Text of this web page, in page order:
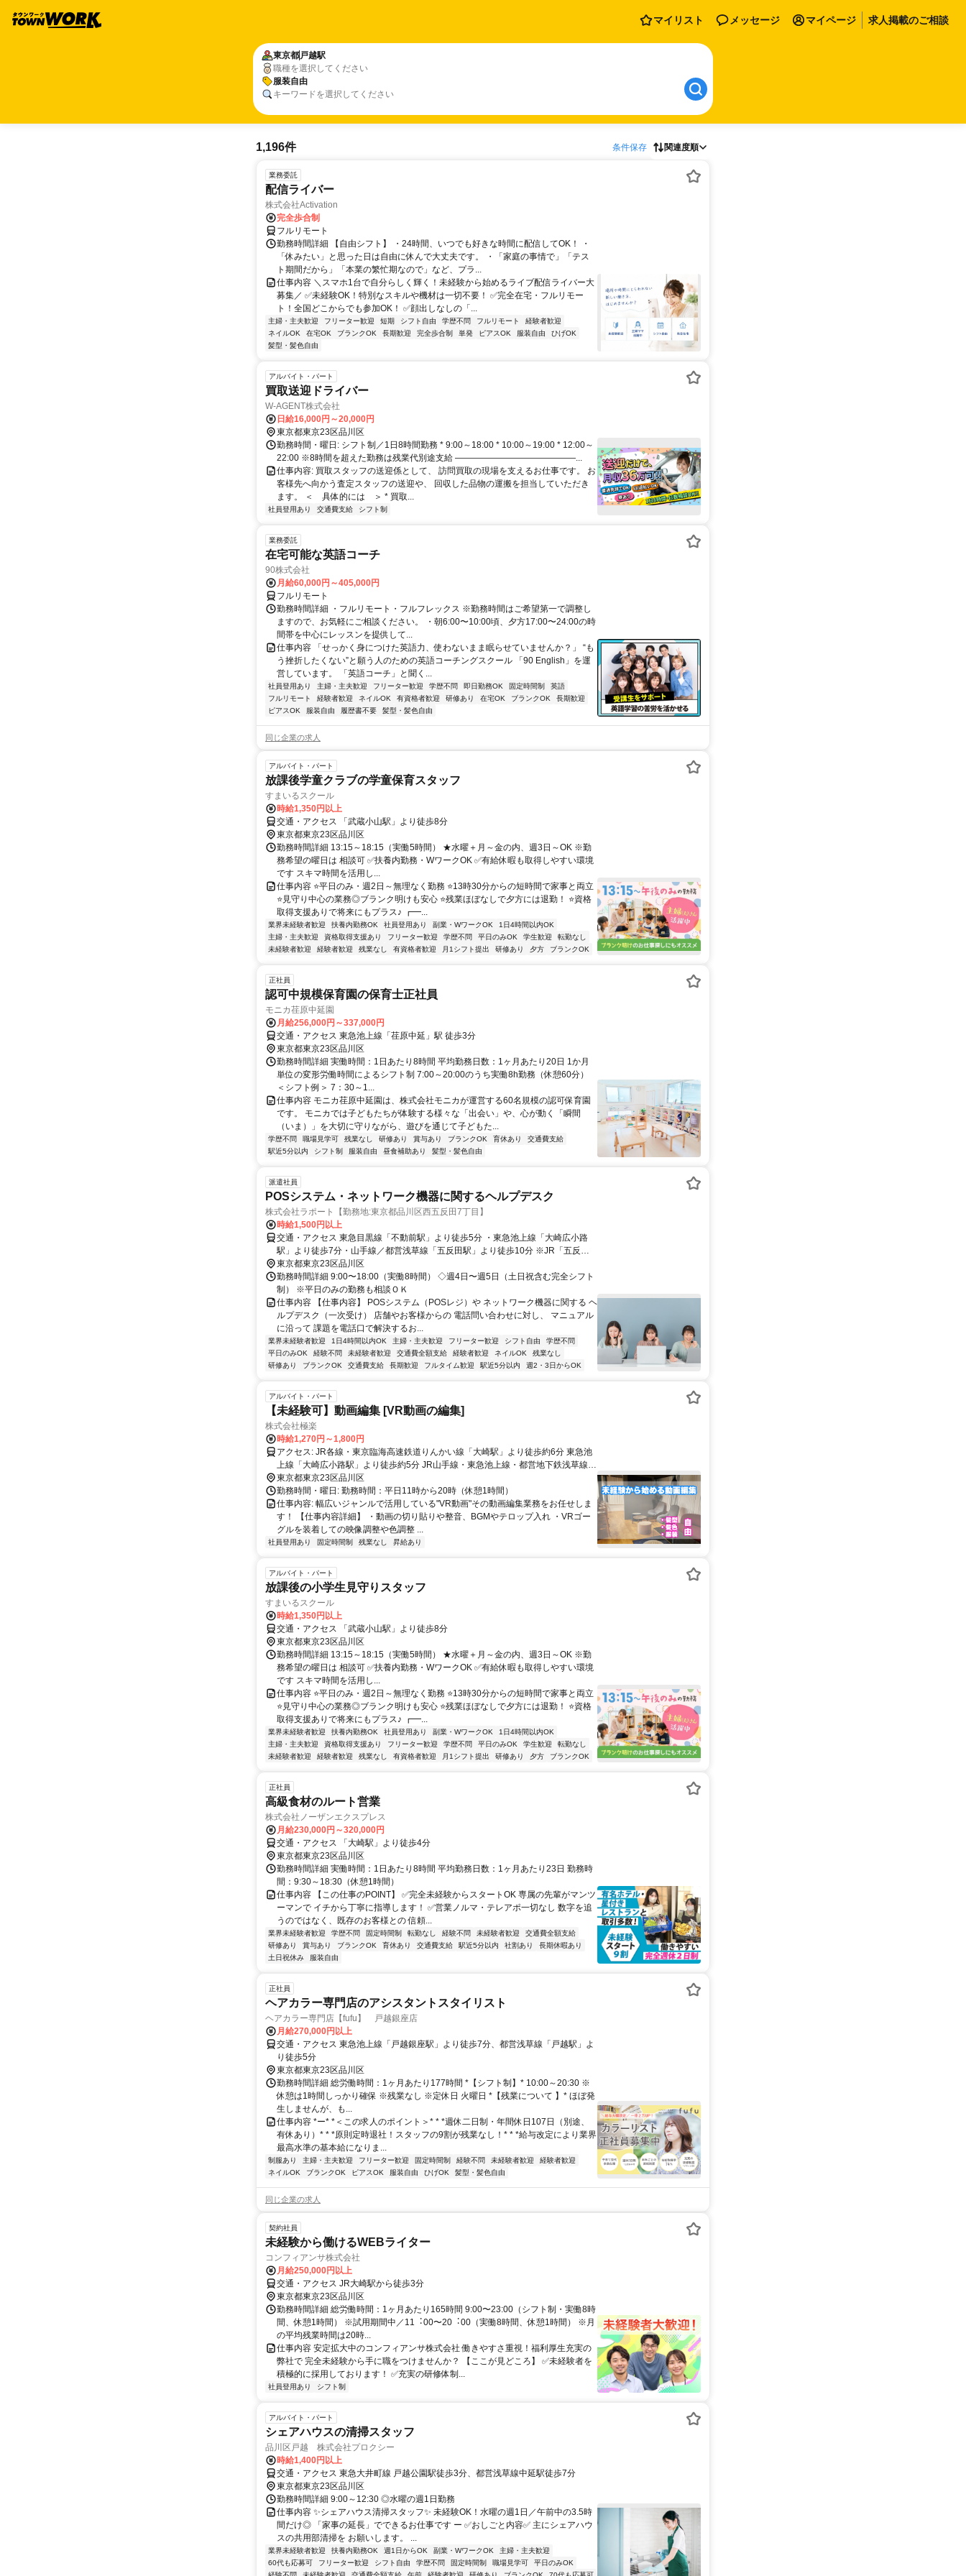
マイリスト メッセージ マイページ 求人掲載のご相談
東京都戸越駅
職種を選択してください
服装自由
キーワードを選択してください
1,196件 条件保存 関連度順
業務委託
配信ライバー
株式会社Activation
完全歩合制
フルリモート
勤務時間詳細 【自由シフト】 ・24時間、いつでも好きな時間に配信してOK！ ・
「休みたい」と思った日は自由に休んで大丈夫です。 ・「家庭の事情で」「テス
ト期間だから」「本業の繁忙期なので」など、プラ...
仕事内容 ＼スマホ1台で自分らしく輝く！未経験から始めるライブ配信ライバー大
募集／ ✅未経験OK！特別なスキルや機材は一切不要！ ✅完全在宅・フルリモー
ト！全国どこからでも参加OK！ ✅顔出しなしの「...
主婦・主夫歓迎 フリーター歓迎 短期 シフト自由 学歴不問 フルリモート
経験者歓迎
ネイルOK
在宅OK ブランクOK 長期歓迎 完全歩合制 単発 ピアスOK 服装自由
ひげOK
髪型・髪色自由
アルバイト・パート
買取送迎ドライバー
W-AGENT株式会社
日給16,000円～20,000円
東京都東京23区品川区
勤務時間・曜日: シフト制／1日8時間勤務 * 9:00～18:00 * 10:00～19:00 * 12:00～
22:00 ※8時間を超えた勤務は残業代別途支給 ――――――――――――――...
仕事内容: 買取スタッフの送迎係として、 訪問買取の現場を支えるお仕事です。 お
客様先へ向かう査定スタッフの送迎や、 回収した品物の運搬を担当していただき
ます。 ＜ 具体的には ＞ * 買取...
社員登用あり 交通費支給 シフト制
業務委託
在宅可能な英語コーチ
90株式会社
月給60,000円～405,000円
フルリモート
勤務時間詳細 ・フルリモート・フルフレックス ※勤務時間はご希望第一で調整し
ますので、お気軽にご相談ください。 ・朝6:00〜10:00頃、夕方17:00〜24:00の時
間帯を中心にレッスンを提供して...
仕事内容 「せっかく身につけた英語力、使わないまま眠らせていませんか？」 “も
う挫折したくない”と願う人のための英語コーチングスクール 「90 English」を運
営しています。 「英語コーチ」と聞く...
社員登用あり 主婦・主夫歓迎 フリーター歓迎 学歴不問 即日勤務OK 固定時間制
英語
フルリモート
経験者歓迎 ネイルOK 有資格者歓迎 研修あり 在宅OK ブランクOK
長期歓迎
ピアスOK
服装自由 履歴書不要 髪型・髪色自由
同じ企業の求人
アルバイト・パート
放課後学童クラブの学童保育スタッフ
すまいるスクール
時給1,350円以上
交通・アクセス 「武蔵小山駅」より徒歩8分
東京都東京23区品川区
勤務時間詳細 13:15～18:15（実働5時間） ★水曜＋月～金の内、週3日～OK ※勤
務希望の曜日は 相談可 ✅扶養内勤務・WワークOK ✅有給休暇も取得しやすい環境
です スキマ時間を活用し...
仕事内容 ⭐平日のみ・週2日～無理なく勤務 ⭐13時30分からの短時間で家事と両立
⭐見守り中心の業務◎ブランク明けも安心 ⭐残業ほぼなしで夕方には退勤！ ⭐資格
取得支援ありで将来にもプラス♪ ┏━...
業界未経験者歓迎 扶養内勤務OK 社員登用あり 副業・WワークOK
1日4時間以内OK
主婦・主夫歓迎
資格取得支援あり フリーター歓迎 学歴不問 平日のみOK 学生歓迎
転勤なし
未経験者歓迎
経験者歓迎 残業なし 有資格者歓迎 月1シフト提出 研修あり 夕方 ブランクOK
正社員
認可中規模保育園の保育士正社員
モニカ荏原中延園
月給256,000円～337,000円
交通・アクセス 東急池上線「荏原中延」駅 徒歩3分
東京都東京23区品川区
勤務時間詳細 実働時間：1日あたり8時間 平均勤務日数：1ヶ月あたり20日 1か月
単位の変形労働時間によるシフト制 7:00～20:00のうち実働8h勤務（休憩60分）
＜シフト例＞ 7：30～1...
仕事内容 モニカ荏原中延園は、株式会社モニカが運営する60名規模の認可保育園
です。 モニカでは子どもたちが体験する様々な「出会い」や、心が動く「瞬間
（いま）」を大切に守りながら、遊びを通じて子どもた...
学歴不問 職場見学可 残業なし 研修あり 賞与あり ブランクOK 育休あり
交通費支給
駅近5分以内
シフト制 服装自由 昼食補助あり 髪型・髪色自由
派遣社員
POSシステム・ネットワーク機器に関するヘルプデスク
株式会社ラポート【勤務地:東京都品川区西五反田7丁目】
時給1,500円以上
交通・アクセス 東急目黒線「不動前駅」より徒歩5分 ・東急池上線「大崎広小路
駅」より徒歩7分・山手線／都営浅草線「五反田駅」より徒歩10分 ※JR「五反田
駅」より無料シャトルバスあり
東京都東京23区品川区
勤務時間詳細 9:00〜18:00（実働8時間） ◇週4日〜週5日（土日祝含む完全シフト
制） ※平日のみの勤務も相談ＯＫ
仕事内容 【仕事内容】 POSシステム（POSレジ）や ネットワーク機器に関する ヘ
ルプデスク（一次受け） 店舗やお客様からの 電話問い合わせに対し、 マニュアル
に沿って 課題を電話口で解決するお...
業界未経験者歓迎 1日4時間以内OK 主婦・主夫歓迎 フリーター歓迎 シフト自由
学歴不問
平日のみOK
経験不問 未経験者歓迎 交通費全額支給 経験者歓迎 ネイルOK
残業なし
研修あり
ブランクOK 交通費支給 長期歓迎 フルタイム歓迎 駅近5分以内 週2・3日からOK
アルバイト・パート
【未経験可】動画編集 [VR動画の編集]
株式会社極楽
時給1,270円～1,800円
アクセス: JR各線・東京臨海高速鉄道りんかい線「大崎駅」より徒歩約6分 東急池
上線「大崎広小路駅」より徒歩約5分 JR山手線・東急池上線・都営地下鉄浅草線
「五反田駅」より徒歩約6分
東京都東京23区品川区
勤務時間・曜日: 勤務時間：平日11時から20時（休憩1時間）
仕事内容: 幅広いジャンルで活用している"VR動画"その動画編集業務をお任せしま
す！ 【仕事内容詳細】 ・動画の切り貼りや整音、BGMやテロップ入れ ・VRゴー
グルを装着しての映像調整や色調整 ...
社員登用あり 固定時間制 残業なし 昇給あり
アルバイト・パート
放課後の小学生見守りスタッフ
すまいるスクール
時給1,350円以上
交通・アクセス 「武蔵小山駅」より徒歩8分
東京都東京23区品川区
勤務時間詳細 13:15～18:15（実働5時間） ★水曜＋月～金の内、週3日～OK ※勤
務希望の曜日は 相談可 ✅扶養内勤務・WワークOK ✅有給休暇も取得しやすい環境
です スキマ時間を活用し...
仕事内容 ⭐平日のみ・週2日～無理なく勤務 ⭐13時30分からの短時間で家事と両立
⭐見守り中心の業務◎ブランク明けも安心 ⭐残業ほぼなしで夕方には退勤！ ⭐資格
取得支援ありで将来にもプラス♪ ┏━...
業界未経験者歓迎 扶養内勤務OK 社員登用あり 副業・WワークOK
1日4時間以内OK
主婦・主夫歓迎
資格取得支援あり フリーター歓迎 学歴不問 平日のみOK 学生歓迎
転勤なし
未経験者歓迎
経験者歓迎 残業なし 有資格者歓迎 月1シフト提出 研修あり 夕方 ブランクOK
正社員
高級食材のルート営業
株式会社ノーザンエクスプレス
月給230,000円～320,000円
交通・アクセス 「大崎駅」より徒歩4分
東京都東京23区品川区
勤務時間詳細 実働時間：1日あたり8時間 平均勤務日数：1ヶ月あたり23日 勤務時
間：9:30～18:30（休憩1時間）
仕事内容 【この仕事のPOINT】 ✅完全未経験からスタートOK 専属の先輩がマンツ
ーマンで イチから丁寧に指導します！ ✅営業ノルマ・テレアポ一切なし 数字を追
うのではなく、既存のお客様との 信頼...
業界未経験者歓迎 学歴不問 固定時間制 転勤なし 経験不問 未経験者歓迎
交通費全額支給
研修あり
賞与あり ブランクOK 育休あり 交通費支給 駅近5分以内 社割あり
長期休暇あり
土日祝休み
服装自由
正社員
ヘアカラー専門店のアシスタントスタイリスト
ヘアカラー専門店【fufu】 戸越銀座店
月給270,000円以上
交通・アクセス 東急池上線「戸越銀座駅」より徒歩7分、都営浅草線「戸越駅」よ
り徒歩5分
東京都東京23区品川区
勤務時間詳細 総労働時間：1ヶ月あたり177時間 *【シフト制】* 10:00～20:30 ※
休憩は1時間しっかり確保 ※残業なし ※定休日 火曜日 *【残業について 】* ほぼ発
生しませんが、も...
仕事内容 *ー* *＜この求人のポイント＞* * *週休二日制・年間休日107日（別途、
有休あり）* * *原則定時退社！スタッフの9割が残業なし！* * *給与改定により業界
最高水準の基本給になりま...
制服あり 主婦・主夫歓迎 フリーター歓迎 固定時間制 経験不問 未経験者歓迎
経験者歓迎
ネイルOK
ブランクOK ピアスOK 服装自由 ひげOK 髪型・髪色自由
同じ企業の求人
契約社員
未経験から働けるWEBライター
コンフィアンサ株式会社
月給250,000円以上
交通・アクセス JR大崎駅から徒歩3分
東京都東京23区品川区
勤務時間詳細 総労働時間：1ヶ月あたり165時間 9:00〜23:00（シフト制・実働8時
間、休憩1時間） ※試⽤期間中／11︓00〜20︓00（実働8時間、休憩1時間） ※⽉
の平均残業時間は20時...
仕事内容 安定拡大中のコンフィアンサ株式会社 働きやすさ重視！福利厚生充実の
弊社で 完全未経験から手に職をつけませんか？ 【ここが見どころ】 ✅未経験者を
積極的に採用しております！ ✅充実の研修体制...
社員登用あり シフト制
アルバイト・パート
シェアハウスの清掃スタッフ
品川区戸越 株式会社プロクシー
時給1,400円以上
交通・アクセス 東急大井町線 戸越公園駅徒歩3分、都営浅草線中延駅徒歩7分
東京都東京23区品川区
勤務時間詳細 9:00～12:30 ◎水曜の週1日勤務
仕事内容 ✨シェアハウス清掃スタッフ✨ 未経験OK！水曜の週1日／午前中の3.5時
間だけ◎ 「家事の延長」でできるお仕事です ー ✅おしごと内容✅ 主にシェアハウ
スの共用部清掃を お願いします。 ...
業界未経験者歓迎 扶養内勤務OK 週1日からOK 副業・WワークOK
主婦・主夫歓迎
60代も応募可
フリーター歓迎 シフト自由 学歴不問 固定時間制 職場見学可
平日のみOK